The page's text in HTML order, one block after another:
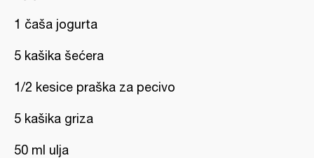
1 čaša jogurta
5 kašika šećera
1/2 kesice praška za pecivo
5 kašika griza
50 ml ulja